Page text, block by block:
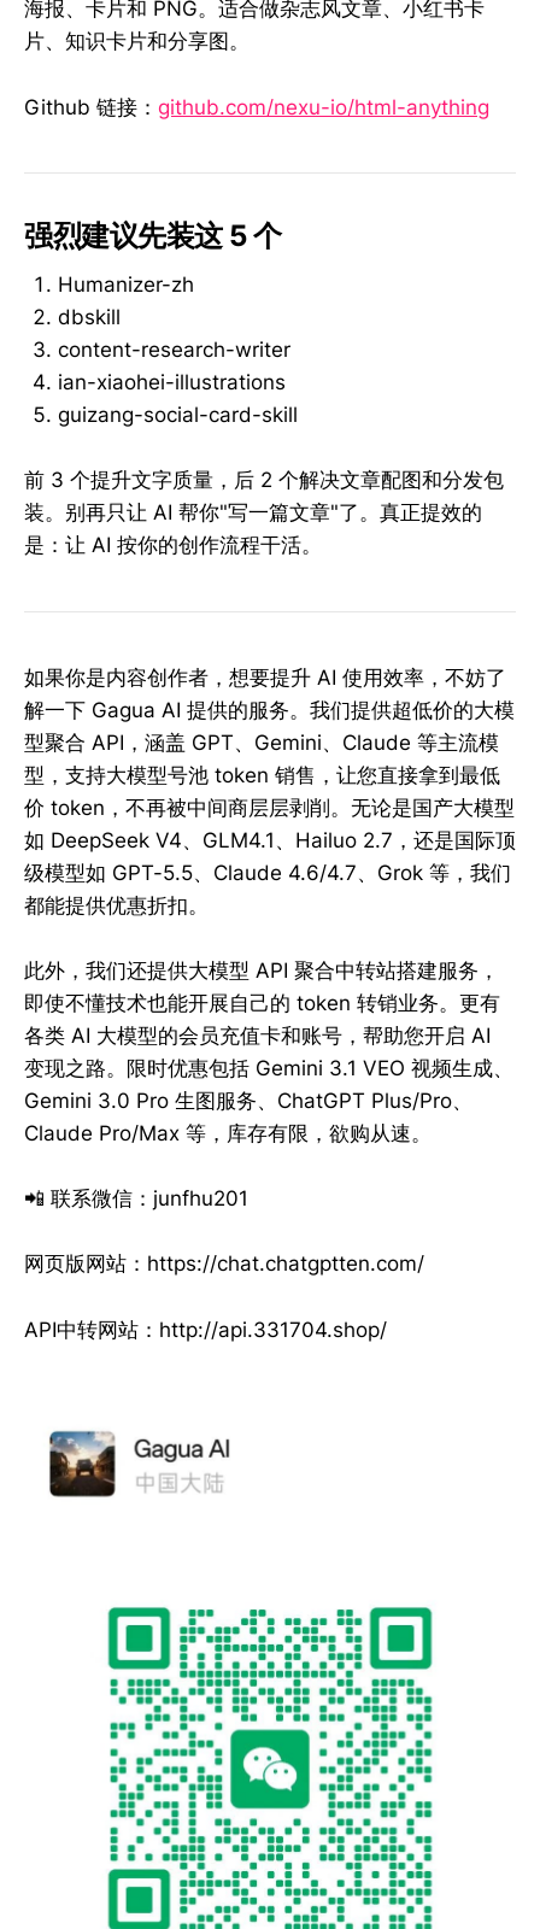
海报、卡片和 PNG。适合做杂志风文章、小红书卡
片、知识卡片和分享图。
Github 链接： github.com/nexu-io/html-anything
强烈建议先装这 5 个
Humanizer-zh
dbskill
content-research-writer
ian-xiaohei-illustrations
guizang-social-card-skill
前 3 个提升文字质量，后 2 个解决文章配图和分发包
装。别再只让 AI 帮你"写一篇文章"了。真正提效的
是：让 AI 按你的创作流程干活。
如果你是内容创作者，想要提升 AI 使用效率，不妨了
解一下 Gagua AI 提供的服务。我们提供超低价的大模
型聚合 API，涵盖 GPT、Gemini、Claude 等主流模
型，支持大模型号池 token 销售，让您直接拿到最低
价 token，不再被中间商层层剥削。无论是国产大模型
如 DeepSeek V4、GLM4.1、Hailuo 2.7，还是国际顶
级模型如 GPT-5.5、Claude 4.6/4.7、Grok 等，我们
都能提供优惠折扣。
此外，我们还提供大模型 API 聚合中转站搭建服务，
即使不懂技术也能开展自己的 token 转销业务。更有
各类 AI 大模型的会员充值卡和账号，帮助您开启 AI
变现之路。限时优惠包括 Gemini 3.1 VEO 视频生成、
Gemini 3.0 Pro 生图服务、ChatGPT Plus/Pro、
Claude Pro/Max 等，库存有限，欲购从速。
📲 联系微信：junfhu201
网页版网站：https://chat.chatgptten.com/
API中转网站：http://api.331704.shop/